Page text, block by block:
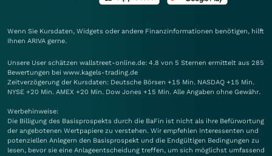
Wenn Sie Kursdaten, Widgets oder andere Finanzinformationen benötigen, hilft
Ihnen ARIVA gerne.
Unsere User schätzen wallstreet-online.de: 4.8 von 5 Sternen ermittelt aus 285
Bewertungen bei www.kagels-trading.de
Zeitverzögerung der Kursdaten: Deutsche Börsen +15 Min. NASDAQ +15 Min.
NYSE +20 Min. AMEX +20 Min. Dow Jones +15 Min. Alle Angaben ohne Gewähr.
Werbehinweise:
Die Billigung des Basisprospekts durch die BaFin ist nicht als ihre Befürwortung
der angebotenen Wertpapiere zu verstehen. Wir empfehlen Interessenten und
potenziellen Anlegern den Basisprospekt und die Endgültigen Bedingungen zu
lesen, bevor sie eine Anlageentscheidung treffen, um sich möglichst umfassend